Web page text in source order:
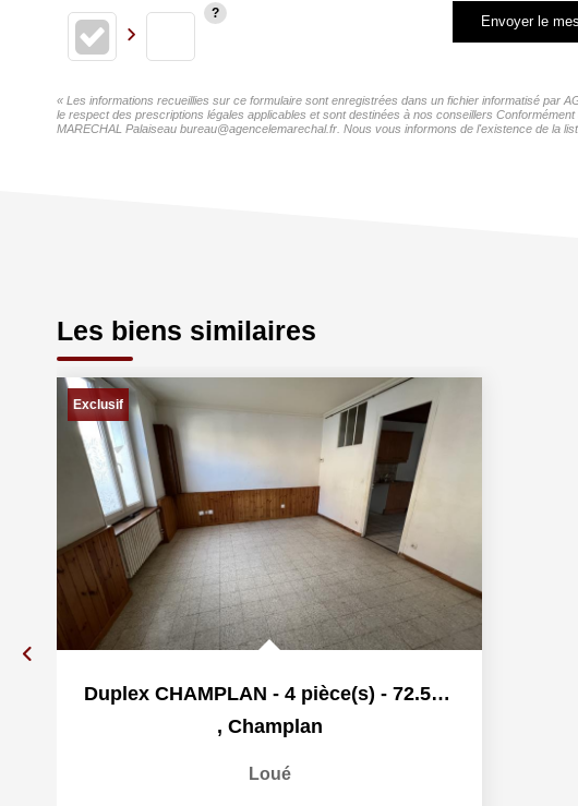
Envoyer le
« Les informations recueillies sur ce formulaire sont enregistrées dans un fichier informatisé par
le respect des prescriptions légales applicables et sont destinées à nos conseillers
MARECHAL Palaiseau bureau@agencelemarechal.fr. Nous vous informons de l'existence de la
Les biens similaires
Exclusif
Duplex CHAMPLAN - 4 pièce(s) - 72.52 m2
, Champlan
Loué